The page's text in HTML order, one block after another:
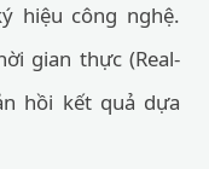
hiệu công nghệ.
gian thực (Real-
hồi kết quả dựa